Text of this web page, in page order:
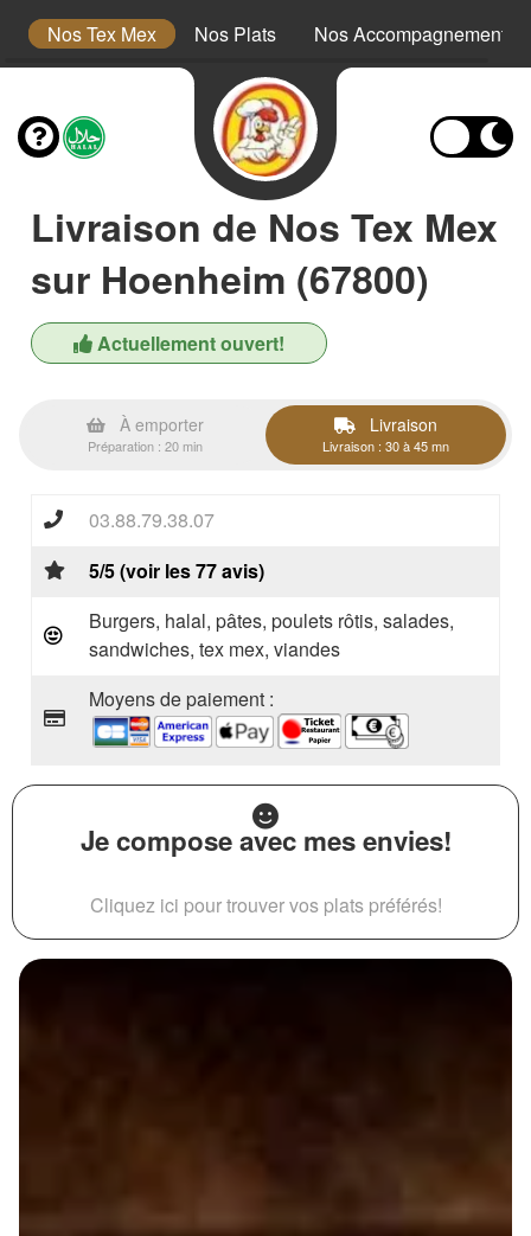
Nos Tex Mex Nos Plats Nos Accompagnements
Livraison de Nos Tex Mex
sur Hoenheim (67800)
Actuellement ouvert!
À emporter
Préparation : 20 min
Livraison
Livraison : 30 à 45 mn
03.88.79.38.07
5/5 (voir les 77 avis)
Burgers, halal, pâtes, poulets rôtis, salades,
sandwiches, tex mex, viandes
Moyens de paiement :
Je compose avec mes envies!
Cliquez ici pour trouver vos plats préférés!